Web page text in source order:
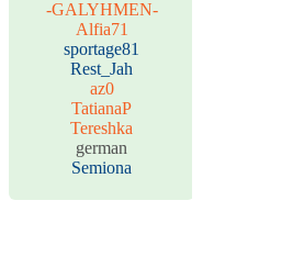
-GALYHMEN-
Alfia71
sportage81
Rest_Jah
az0
TatianaP
Tereshka
german
Semiona